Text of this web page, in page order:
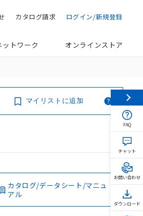
ログイン/新規登録
カタログ請求
ットワーク オンラインストア
マイリストに追加
カタログ/データシート/マニュ
アル
FAQ
チャット
お問い合わせ
ダウンロード